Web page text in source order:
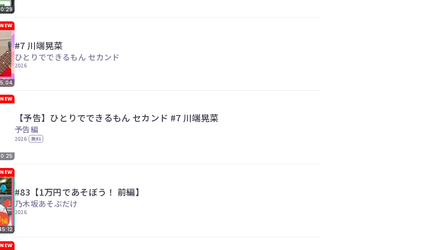
NEW
#7 川端晃菜
ひとりでできるもん セカンド
2026
NEW
【予告】ひとりでできるもん セカンド #7 川端晃菜
予告編
2026 無料
NEW
#83【1万円であそぼう！ 前編】
乃木坂あそぶだけ
2026
NEW